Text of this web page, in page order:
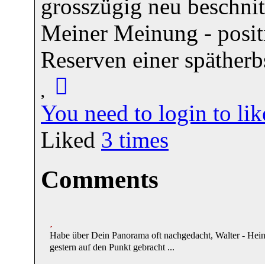
grosszügig neu
Meiner Meinung -
Reserven einer
You need to login to
Liked 3 times
Comments
Habe über Dein Panorama oft nachgedacht, Walter -
gestern auf den Punkt gebracht ...